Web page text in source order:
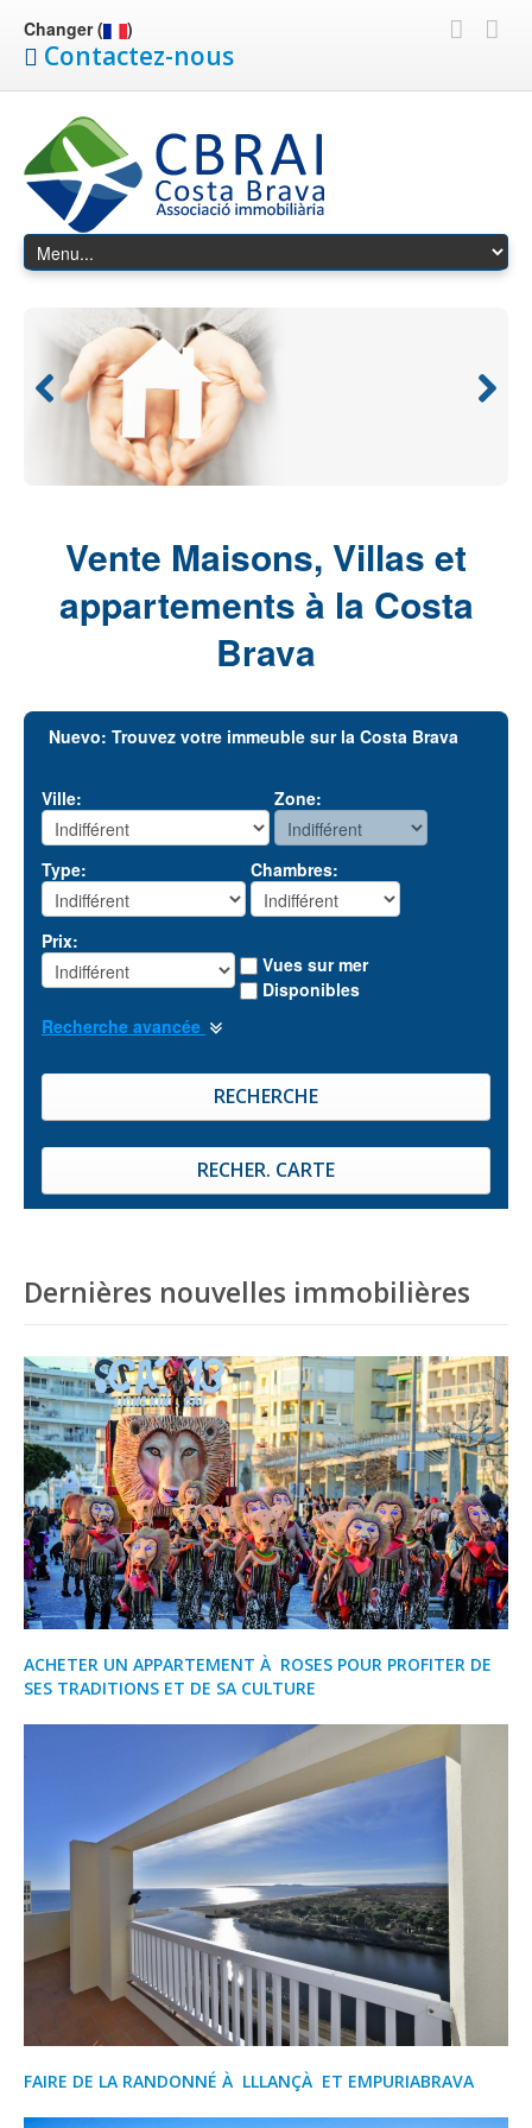
Changer ( )
Contactez-nous
Vente Maisons, Villas et
appartements à la Costa
Brava
Nuevo: Trouvez votre immeuble sur la Costa Brava
Ville: Zone:
Type: Chambres:
Prix:
Vues sur mer
Disponibles
Recherche avancée
Dernières nouvelles immobilières
ACHETER UN APPARTEMENT À ROSES POUR PROFITER DE
SES TRADITIONS ET DE SA CULTURE
FAIRE DE LA RANDONNÉ À LLLANÇÀ ET EMPURIABRAVA